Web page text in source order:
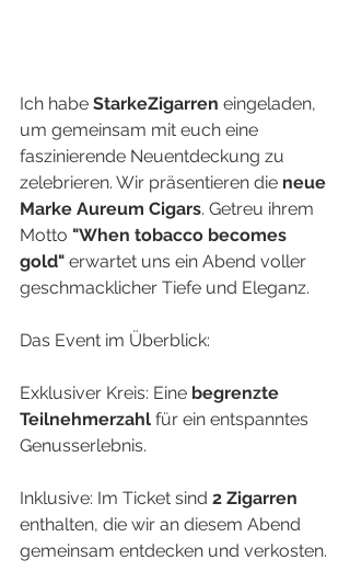
Ich habe StarkeZigarren eingeladen,
um gemeinsam mit euch eine
faszinierende Neuentdeckung zu
zelebrieren. Wir präsentieren die neue
Marke Aureum Cigars. Getreu ihrem
Motto "When tobacco becomes
gold" erwartet uns ein Abend voller
geschmacklicher Tiefe und Eleganz.
Das Event im Überblick:
Exklusiver Kreis: Eine begrenzte
Teilnehmerzahl für ein entspanntes
Genusserlebnis.
Inklusive: Im Ticket sind 2 Zigarren
enthalten, die wir an diesem Abend
gemeinsam entdecken und verkosten.